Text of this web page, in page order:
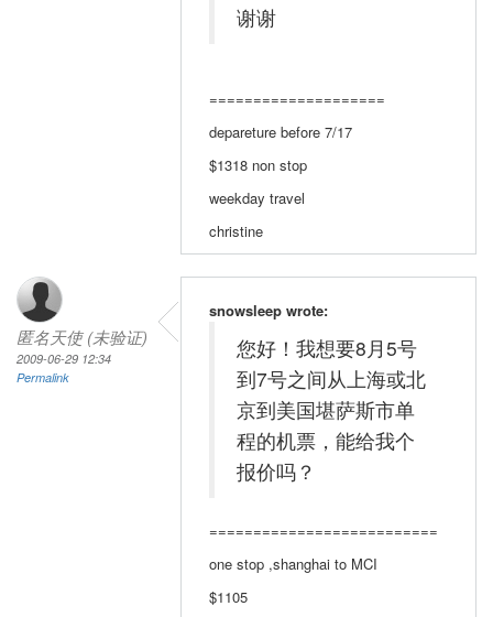
谢谢
====================
depareture before 7/17
$1318 non stop
weekday travel
christine
匿名天使 (未验证)
2009-06-29 12:34
Permalink
snowsleep wrote:
您好！我想要8月5号
到7号之间从上海或北
京到美国堪萨斯市单
程的机票，能给我个
报价吗？
==========================
one stop ,shanghai to MCI
$1105